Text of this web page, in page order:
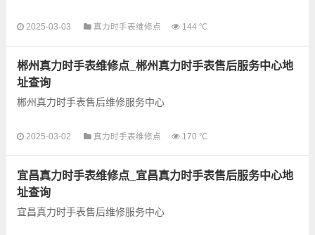
以下是古锋网为您整理的开封真力时手表售后服务网点和优质维
2025-03-03 真力时手表维修点 144 ℃
郴州真力时手表维修点_郴州真力时手表售后服务中心地
址查询
郴州真力时手表售后维修服务中心
表保养等业务，为了享...
2025-03-02 真力时手表维修点 170 ℃
宜昌真力时手表维修点_宜昌真力时手表售后服务中心地
址查询
宜昌真力时手表售后维修服务中心